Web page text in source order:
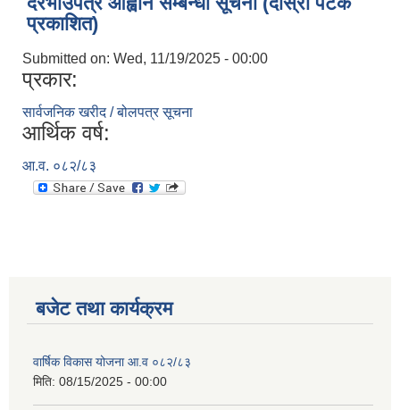
प्रकाशित)
Submitted on: Wed, 11/19/2025 - 00:00
प्रकार:
सार्वजनिक खरीद / बोलपत्र सूचना
आर्थिक वर्ष:
आ.व. ०८२/८३
बजेट तथा कार्यक्रम
वार्षिक विकास योजना आ.व ०८२/८३
मिति: 08/15/2025 - 00:00